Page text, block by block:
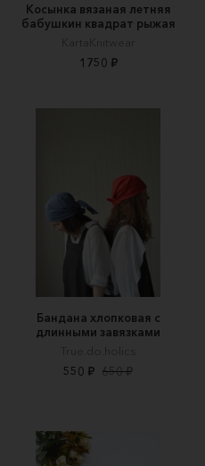
Косынка вязаная летняя
бабушкин квадрат рыжая
KartaKnitwear
1750 ₽
Бандана хлопковая с
длинными завязками
True.do.holics
550 ₽ 650 ₽